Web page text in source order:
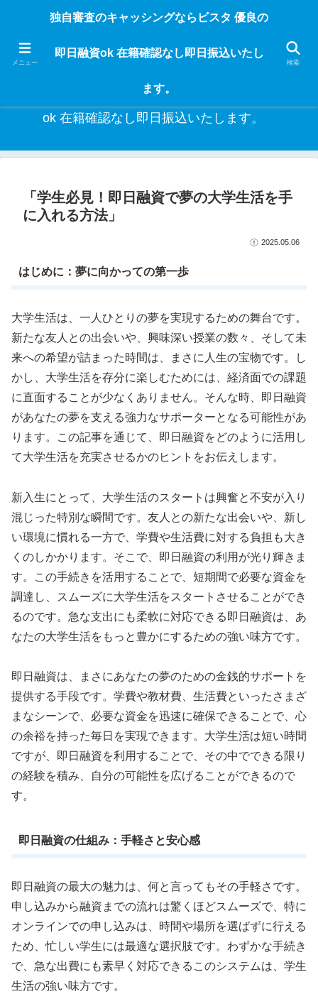
独自審査のフリーローンならビスタなら24時間365日 在籍確認なしで借りれる
な入用があっても安心！融資率97％！仕事をしている人ならブラックでも給料
日返済の１ヶ月融資で借りられるから安心！
独自審査のキャッシングならビスタ 優良の即日融資
ok 在籍確認なし即日振込いたします。
「学生必見！即日融資で夢の大学生活を手
に入れる方法」
2025.05.06
はじめに：夢に向かっての第一歩
大学生活は、一人ひとりの夢を実現するための舞台です。
新たな友人との出会いや、興味深い授業の数々、そして未
来への希望が詰まった時間は、まさに人生の宝物です。し
かし、大学生活を存分に楽しむためには、経済面での課題
に直面することが少なくありません。そんな時、即日融資
があなたの夢を支える強力なサポーターとなる可能性があ
ります。この記事を通じて、即日融資をどのように活用し
て大学生活を充実させるかのヒントをお伝えします。
新入生にとって、大学生活のスタートは興奮と不安が入り
混じった特別な瞬間です。友人との新たな出会いや、新し
い環境に慣れる一方で、学費や生活費に対する負担も大き
くのしかかります。そこで、即日融資の利用が光り輝きま
す。この手続きを活用することで、短期間で必要な資金を
調達し、スムーズに大学生活をスタートさせることができ
るのです。急な支出にも柔軟に対応できる即日融資は、あ
なたの大学生活をもっと豊かにするための強い味方です。
即日融資は、まさにあなたの夢のための金銭的サポートを
提供する手段です。学費や教材費、生活費といったさまざ
まなシーンで、必要な資金を迅速に確保できることで、心
の余裕を持った毎日を実現できます。大学生活は短い時間
ですが、即日融資を利用することで、その中でできる限り
の経験を積み、自分の可能性を広げることができるので
す。
即日融資の仕組み：手軽さと安心感
即日融資の最大の魅力は、何と言ってもその手軽さです。
申し込みから融資までの流れは驚くほどスムーズで、特に
オンラインでの申し込みは、時間や場所を選ばずに行える
ため、忙しい学生には最適な選択肢です。わずかな手続き
で、急な出費にも素早く対応できるこのシステムは、学生
生活の強い味方です。
メニュー
独自審査のキャッシングならビスタ 優良の
即日融資ok 在籍確認なし即日振込いたし
ます。
検索